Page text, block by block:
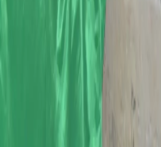
her türlü bilgiyi ve görseli
yayınlama hakkını saklı tutar.